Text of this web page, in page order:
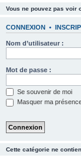
Vous ne pouvez pas voir
CONNEXION •
Nom d’utilisateur :
Mot de passe :
Se souvenir de moi
Masquer ma
Cette catégorie ne